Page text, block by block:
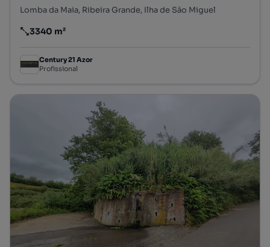
Lomba da Maia, Ribeira Grande, Ilha de São Miguel
Preço por metro quadrado
3340 m²
Century 21 Azor
Profissional